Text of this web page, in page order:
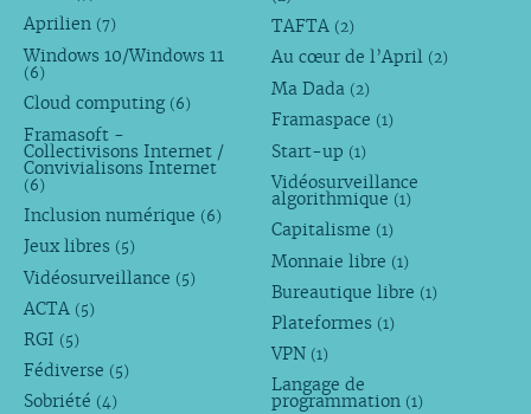
Aprilien (7)
Windows 10/Windows 11
(6)
Cloud computing (6)
Framasoft -
Collectivisons Internet /
Convivialisons Internet
(6)
Inclusion numérique (6)
Jeux libres (5)
Vidéosurveillance (5)
ACTA (5)
RGI (5)
Fédiverse (5)
Sobriété (4)
TAFTA (2)
Au cœur de l’April (2)
Ma Dada (2)
Framaspace (1)
Start-up (1)
Vidéosurveillance
algorithmique (1)
Capitalisme (1)
Monnaie libre (1)
Bureautique libre (1)
Plateformes (1)
VPN (1)
Langage de
programmation (1)